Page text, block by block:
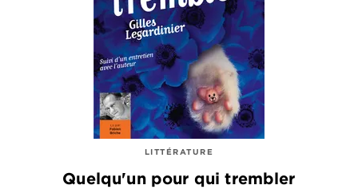
LITTÉRATURE
Quelqu'un pour qui trembler